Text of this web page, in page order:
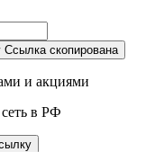
Ссылка скопирована
и акциями
в РФ